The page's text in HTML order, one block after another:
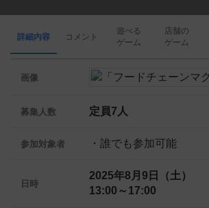
詳細内容 コメント
遊べる
ゲーム
店舗の
ゲーム
画像
募集人数 定員7人
参加対象者 ・誰でも参加可能
日時
2025年8月9日（土）
13:00～17:00